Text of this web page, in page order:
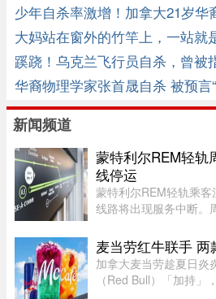
少年自杀率激增！加拿大21岁华
大妈站在窗外的竹竿上，一站就
蹊跷！乌克兰飞行员自杀，曾被
华裔物理学家张首晟自杀 被预言
新闻频道
蒙特利尔REM轻轨
线停运
蒙特利尔REM轻轨乘客
线路将出现服务中断。
至Bois-Franc路段停运
REM将安排接驳巴士
麦当劳红牛联手
加拿大麦当劳趁夏日炎
（Red Bull）「加持